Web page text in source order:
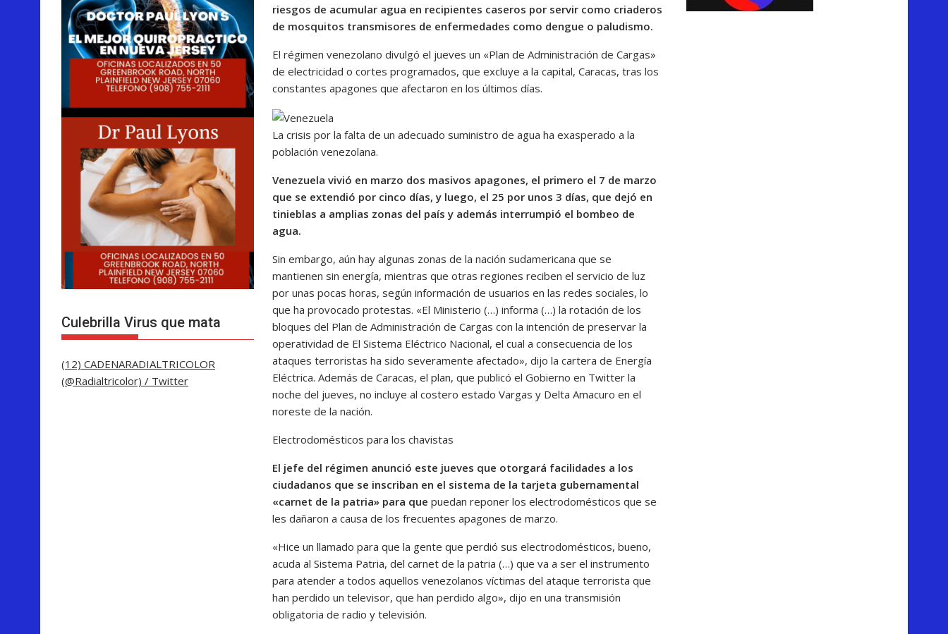
riesgos de acumular agua en recipientes caseros por servir como criaderos
de mosquitos transmisores de enfermedades como dengue o paludismo.
El régimen venezolano divulgó el jueves un «Plan de Administración de Cargas»
de electricidad o cortes programados, que excluye a la capital, Caracas, tras los
constantes apagones que afectaron en los últimos días.
La crisis por la falta de un adecuado suministro de agua ha exasperado a la
población venezolana.
Venezuela vivió en marzo dos masivos apagones, el primero el 7 de marzo
que se extendió por cinco días, y luego, el 25 por unos 3 días, que dejó en
tinieblas a amplias zonas del país y además interrumpió el bombeo de
agua.
Sin embargo, aún hay algunas zonas de la nación sudamericana que se
mantienen sin energía, mientras que otras regiones reciben el servicio de luz
por unas pocas horas, según información de usuarios en las redes sociales, lo
que ha provocado protestas. «El Ministerio (…) informa (…) la rotación de los
bloques del Plan de Administración de Cargas con la intención de preservar la
operatividad de El Sistema Eléctrico Nacional, el cual a consecuencia de los
ataques terroristas ha sido severamente afectado», dijo la cartera de Energía
Eléctrica. Además de Caracas, el plan, que publicó el Gobierno en Twitter la
noche del jueves, no incluye al costero estado Vargas y Delta Amacuro en el
noreste de la nación.
Electrodomésticos para los chavistas
El jefe del régimen anunció este jueves que otorgará facilidades a los
ciudadanos que se inscriban en el sistema de la tarjeta gubernamental
«carnet de la patria» para que puedan reponer los electrodomésticos que se
les dañaron a causa de los frecuentes apagones de marzo.
«Hice un llamado para que la gente que perdió sus electrodomésticos, bueno,
acuda al Sistema Patria, del carnet de la patria (…) que va a ser el instrumento
para atender a todos aquellos venezolanos víctimas del ataque terrorista que
han perdido un televisor, que han perdido algo», dijo en una transmisión
obligatoria de radio y televisión.
Culebrilla Virus que mata
(12) CADENARADIALTRICOLOR
(@Radialtricolor) / Twitter